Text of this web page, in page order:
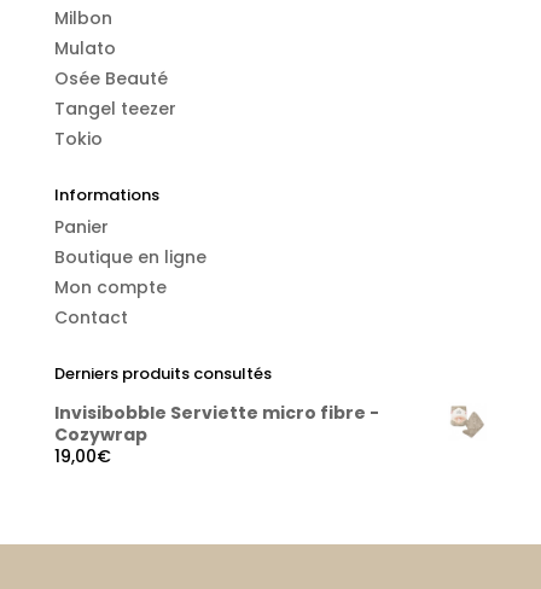
Milbon
Mulato
Osée Beauté
Tangel teezer
Tokio
Informations
Panier
Boutique en ligne
Mon compte
Contact
Derniers produits consultés
Invisibobble Serviette micro fibre -
Cozywrap
19,00€